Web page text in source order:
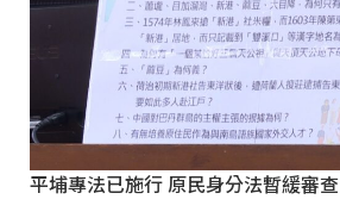
平埔專法已施行 原民身分法暫緩審查